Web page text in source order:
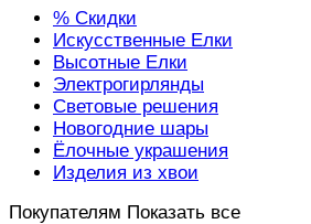
% Скидки
Искусственные Елки
Высотные Елки
Электрогирлянды
Световые решения
Новогодние шары
Ёлочные украшения
Изделия из хвои
Покупателям Показать все